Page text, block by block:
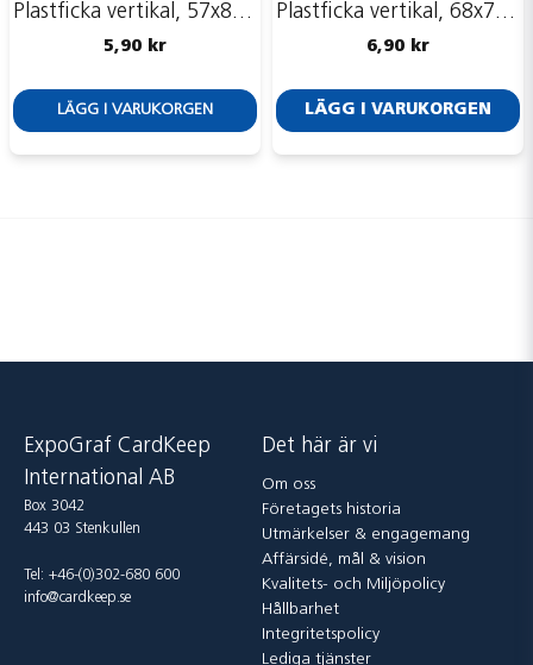
Plastficka vertikal, 57x84 mm, E80
5,90 kr
LÄGG I VARUKORGEN
Plastficka vertikal, 68x72 mm, snedställd öppning
6,90 kr
LÄGG I VARUKORGEN
ExpoGraf CardKeep
International AB
Box 3042
443 03 Stenkullen
Tel: +46-(0)302-680 600
info@cardkeep.se
Det här är vi
Om oss
Företagets historia
Utmärkelser & engagemang
Affärsidé, mål & vision
Kvalitets- och Miljöpolicy
Hållbarhet
Integritetspolicy
Lediga tjänster